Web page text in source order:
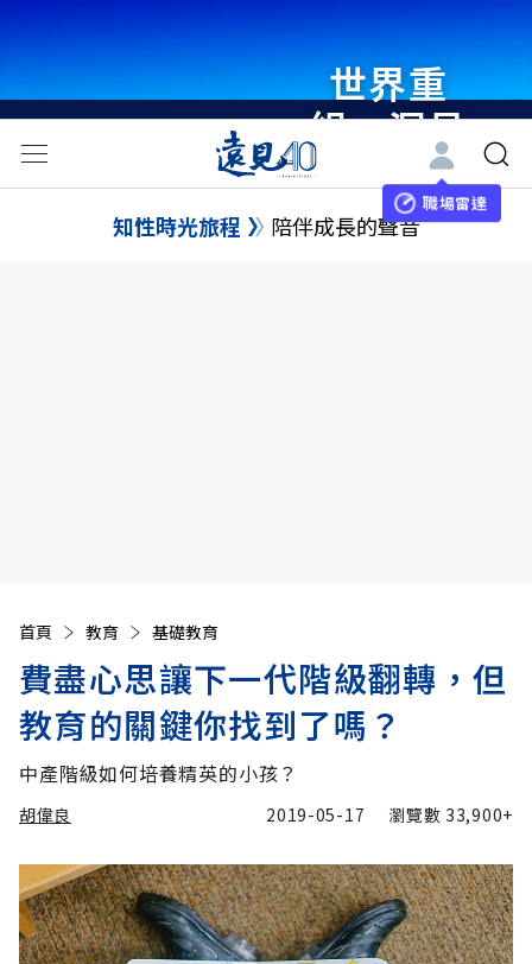
世界重
組・洞見
未來 與
世界領袖
職場雷達
知性時光旅程 陪伴成長的聲音
首頁 教育 基礎教育
費盡心思讓下一代階級翻轉，但
教育的關鍵你找到了嗎？
中產階級如何培養精英的小孩？
胡偉良 2019-05-17 瀏覽數 33,900+